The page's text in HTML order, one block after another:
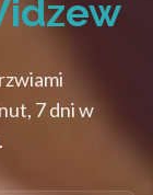
7 dni w